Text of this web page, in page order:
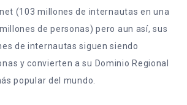
(103 millones de internautas en una
de personas) pero aun así, sus
de internautas siguen siendo
y convierten a su Dominio Regional
popular del mundo.